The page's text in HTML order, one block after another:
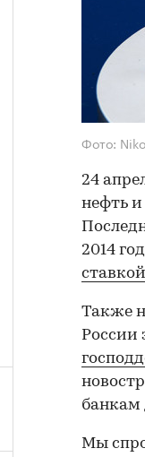
Фото:
24
нефть и
2014
Также
России
банкам
Мы